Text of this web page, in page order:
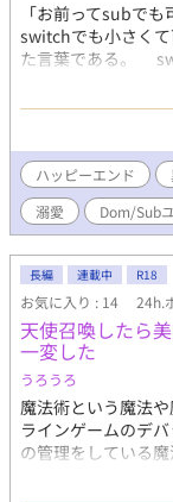
「お前ってsubで
switchでも小さく
た言葉である。
いう若さで人間関
物のsubの方が可愛
レイ以外ではsub
subの性質が強いの
が多かった。 そん
あるゲームを勧め
それは、リアルな世
るようだと話題の
称AWOと呼ばれる
れて過ごしてみるの
でおこう。本当の
な期待と、少しの
れた＿＿＿＿それな
いてくるの…！！
スパダリ紳士×恋愛
界がある大学生の
ーライフ恋愛模様
は「いつか絶対そ
ハッピーエンド
溺愛
Dom/Sub
長編 連載中 R18
お気に入り : 14 24h.
天使召喚したら
一変した
うろうろ
魔法術という魔法
ラインゲームのデ
の管理をしている
社員ラグナは、偶
してみることにし